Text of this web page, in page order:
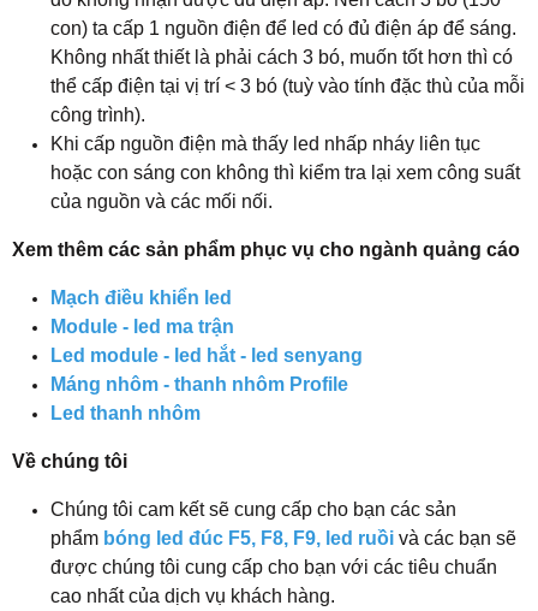
con) ta cấp 1 nguồn điện để led có đủ điện áp để sáng.
Không nhất thiết là phải cách 3 bó, muốn tốt hơn thì có
thể cấp điện tại vị trí < 3 bó (tuỳ vào tính đặc thù của mỗi
công trình).
Khi cấp nguồn điện mà thấy led nhấp nháy liên tục
hoặc con sáng con không thì kiểm tra lại xem công suất
của nguồn và các mối nối.
Xem thêm các sản phẩm phục vụ cho ngành quảng cáo
Mạch điều khiển led
Module - led ma trận
Led module - led hắt - led senyang
Máng nhôm - thanh nhôm Profile
Led thanh nhôm
Về chúng tôi
Chúng tôi cam kết sẽ cung cấp cho bạn các sản
phẩm bóng led đúc F5, F8, F9, led ruồi và các bạn sẽ
được chúng tôi cung cấp cho bạn với các tiêu chuẩn
cao nhất của dịch vụ khách hàng.